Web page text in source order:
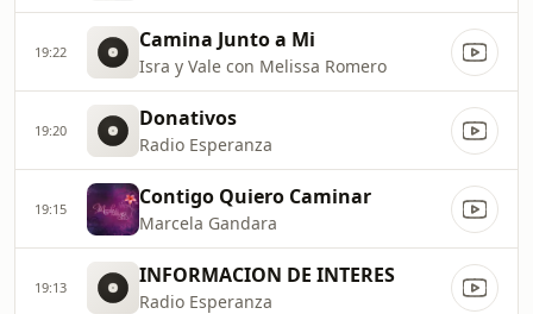
19:22 Camina Junto a Mi
Isra y Vale con Melissa Romero
19:20 Donativos
Radio Esperanza
19:15 Contigo Quiero Caminar
Marcela Gandara
19:13 INFORMACION DE INTERES
Radio Esperanza